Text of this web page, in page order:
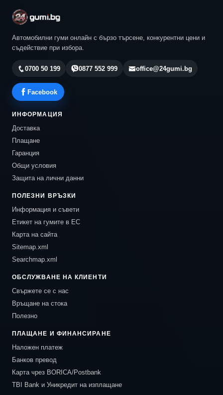
Автомобилни гуми онлайн с бързо търсене, конкурентни цени и
съдействие при избора.
0700 50 199 0877 552 999 office@24gumi.bg
Facebook
ИНФОРМАЦИЯ
Доставка
Плащане
Гаранция
Общи условия
Защита на лични данни
ПОЛЕЗНИ ВРЪЗКИ
Информация и съвети
Етикет на гумите в ЕС
Карта на сайта
Sitemap.xml
Searchmap.xml
ОБСЛУЖВАНЕ НА КЛИЕНТИ
Свържете се с нас
Връщане на стока
Полезно
ПЛАЩАНЕ И ФИНАНСИРАНЕ
Наложен платеж
Банков превод
Карта чрез BORICA/Postbank
TBI Bank и Уникредит на изплащане